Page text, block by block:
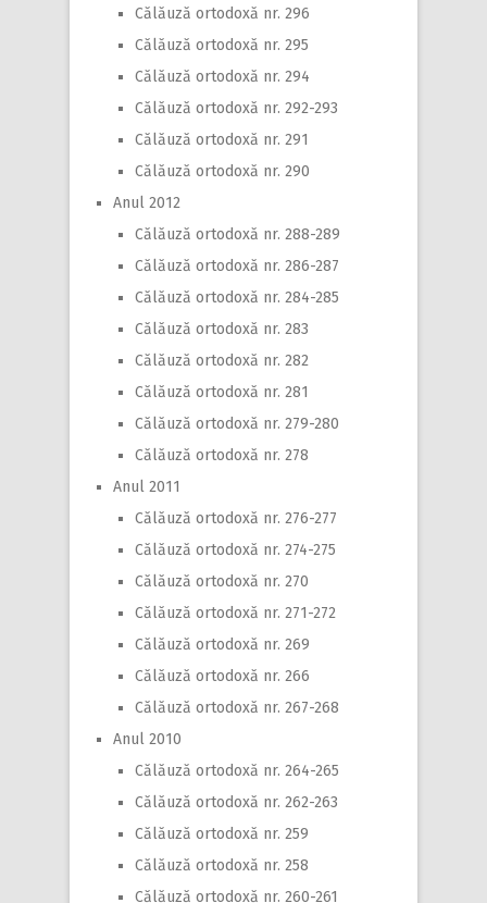
Călăuză ortodoxă nr. 296
Călăuză ortodoxă nr. 295
Călăuză ortodoxă nr. 294
Călăuză ortodoxă nr. 292-293
Călăuză ortodoxă nr. 291
Călăuză ortodoxă nr. 290
Anul 2012
Călăuză ortodoxă nr. 288-289
Călăuză ortodoxă nr. 286-287
Călăuză ortodoxă nr. 284-285
Călăuză ortodoxă nr. 283
Călăuză ortodoxă nr. 282
Călăuză ortodoxă nr. 281
Călăuză ortodoxă nr. 279-280
Călăuză ortodoxă nr. 278
Anul 2011
Călăuză ortodoxă nr. 276-277
Călăuză ortodoxă nr. 274-275
Călăuză ortodoxă nr. 270
Călăuză ortodoxă nr. 271-272
Călăuză ortodoxă nr. 269
Călăuză ortodoxă nr. 266
Călăuză ortodoxă nr. 267-268
Anul 2010
Călăuză ortodoxă nr. 264-265
Călăuză ortodoxă nr. 262-263
Călăuză ortodoxă nr. 259
Călăuză ortodoxă nr. 258
Călăuză ortodoxă nr. 260-261